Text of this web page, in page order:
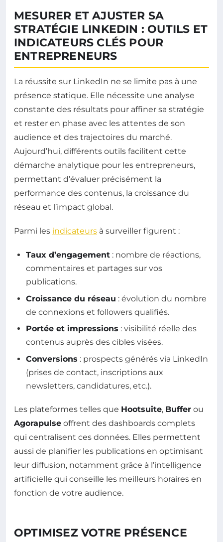
MESURER ET AJUSTER SA
STRATÉGIE LINKEDIN : OUTILS ET
INDICATEURS CLÉS POUR
ENTREPRENEURS
La réussite sur LinkedIn ne se limite pas à une
présence statique. Elle nécessite une analyse
constante des résultats pour affiner sa stratégie
et rester en phase avec les attentes de son
audience et des trajectoires du marché.
Aujourd’hui, différents outils facilitent cette
démarche analytique pour les entrepreneurs,
permettant d’évaluer précisément la
performance des contenus, la croissance du
réseau et l’impact global.
Parmi les indicateurs à surveiller figurent :
Taux d’engagement : nombre de réactions,
commentaires et partages sur vos
publications.
Croissance du réseau : évolution du nombre
de connexions et followers qualifiés.
Portée et impressions : visibilité réelle des
contenus auprès des cibles visées.
Conversions : prospects générés via LinkedIn
(prises de contact, inscriptions aux
newsletters, candidatures, etc.).
Les plateformes telles que Hootsuite, Buffer ou
Agorapulse offrent des dashboards complets
qui centralisent ces données. Elles permettent
aussi de planifier les publications en optimisant
leur diffusion, notamment grâce à l’intelligence
artificielle qui conseille les meilleurs horaires en
fonction de votre audience.
OPTIMISEZ VOTRE PRÉSENCE